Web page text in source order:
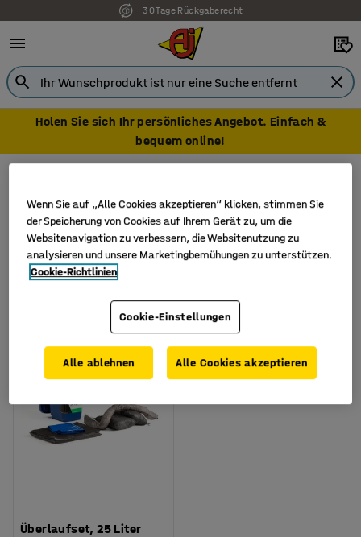
30 Tage Rückgaberecht
Holen Sie sich Ihr persönliches Angebot. Einfach &
bequem online!
Abfall & Reinigung Dekontamination
Filter
Überlaufset, 25 Liter
Wenn Sie auf „Alle Cookies akzeptieren“ klicken, stimmen Sie
der Speicherung von Cookies auf Ihrem Gerät zu, um die
Websitenavigation zu verbessern, die Websitenutzung zu
analysieren und unsere Marketingbemühungen zu unterstützen.
Cookie-Richtlinien
Cookie-Einstellungen
Alle ablehnen Alle Cookies akzeptieren